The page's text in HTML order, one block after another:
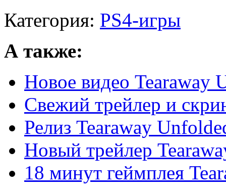
Категория: PS4-игры
А также:
Новое видео Tearaway
Свежий трейлер и
Релиз Tearaway
Новый трейлер
18 минут геймплея